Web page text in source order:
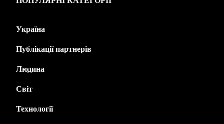
Україна
Публікації партнерів
Людина
Світ
Технології